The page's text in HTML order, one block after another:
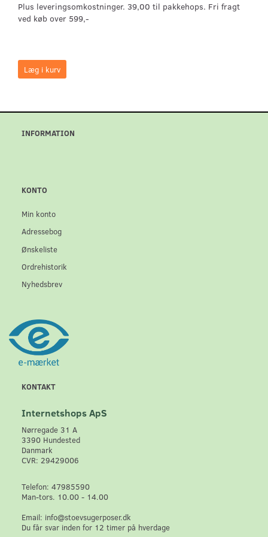
Plus leveringsomkostninger. 39,00 til pakkehops. Fri fragt
ved køb over 599,-
Læg i kurv
INFORMATION
KONTO
Min konto
Adressebog
Ønskeliste
Ordrehistorik
Nyhedsbrev
KONTAKT
Internetshops ApS
Nørregade 31 A
3390 Hundested
Danmark
CVR: 29429006
Telefon: 47985590
Man-tors. 10.00 - 14.00
Email: info@stoevsugerposer.dk
Du får svar inden for 12 timer på hverdage